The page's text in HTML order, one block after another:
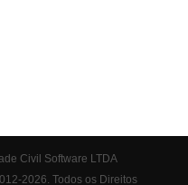
Civil Software LTDA
2026. Todos os Direitos